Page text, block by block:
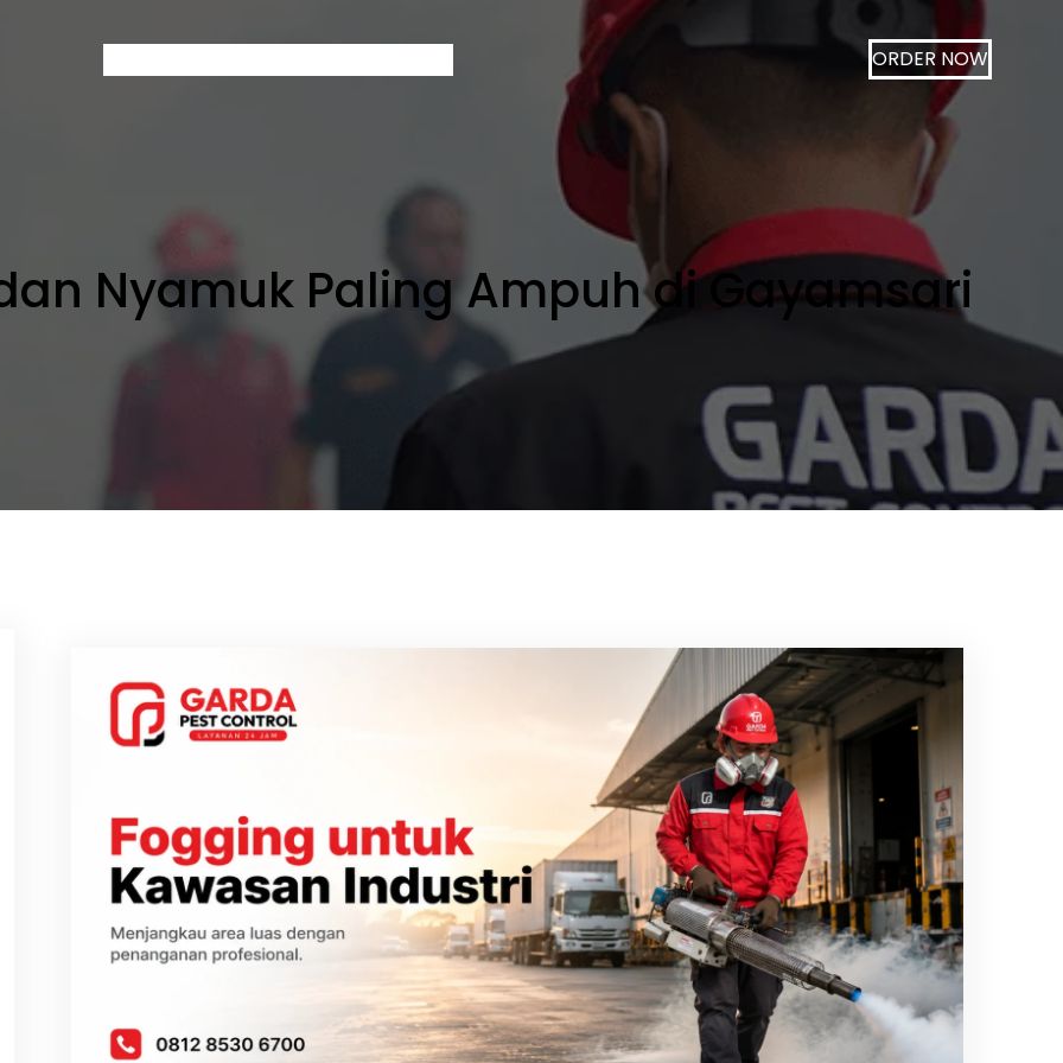
ORDER NOW
Nyamuk Paling Ampuh di Gayamsari